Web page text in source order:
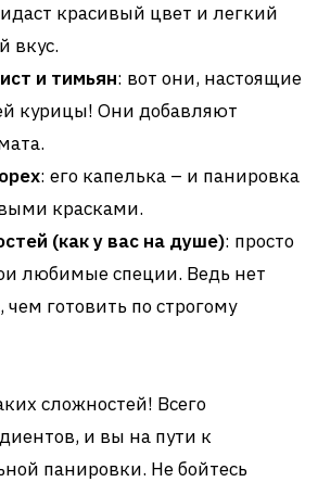
красивый цвет и легкий
вкус.
и тимьян: вот они, настоящие
курицы! Они добавляют
: его капелька – и панировка
красками.
(как у вас на душе): просто
любимые специи. Ведь нет
чем готовить по строгому
сложностей! Всего
и вы на пути к
панировки. Не бойтесь